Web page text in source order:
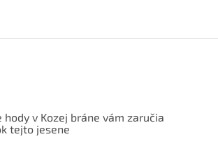
hody v Kozej bráne vám zaručia
tejto jesene